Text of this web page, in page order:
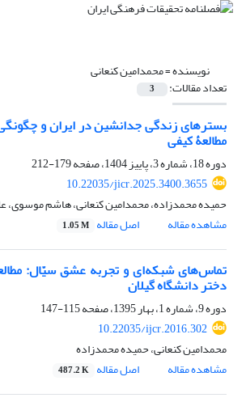
نویسنده =محمدامین کنعانی
تعداد مقالات: 3
بسترهای زندگی جدانشین در ایران و
مطالعۀ کیفی
دوره 18، شماره 3، پاییز 1404، صفحه
179-212
10.22035/jicr.2025.3400.3655
حمیده محمدزاده، محمدامین کنعانی، هاشم موسوی،
مشاهده مقاله
اصل مقاله 1.05 M
تماس‌های شبکه‌ای و تجربه عشق سیّال:
دختر دانشگاه گیلان
دوره 9، شماره 1، بهار 1395، صفحه
115-147
10.22035/ijcr.2016.302
محمدامین کنعانی، حمیده محمدزاده
مشاهده مقاله
اصل مقاله 487.2 K